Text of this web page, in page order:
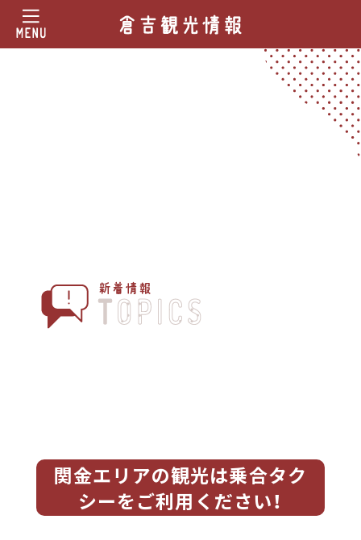
関金エリアの観光は乗合タク
シーをご利用ください！